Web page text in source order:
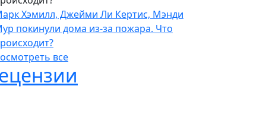
Хэмилл, Джейми Ли Кертис, Мэнди
покинули дома из-за пожара. Что
Хэмилл, Джейми Ли Кертис, Мэнди